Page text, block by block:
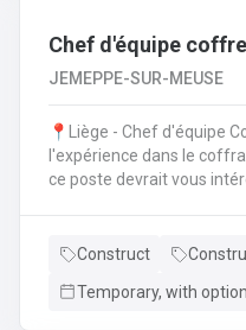
Chef d'équipe
JEMEPPE-SUR-MEUSE
📍Liège - Chef d'équipe Coffreur
l'expérience dans le
ce poste devrait vous intéresser. En
travailler principalement
de la demande ;veillerez
Construct
Temporary, with